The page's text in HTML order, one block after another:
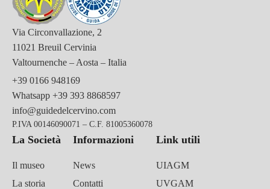
Via Circonvallazione, 2
11021 Breuil Cervinia
Valtournenche – Aosta – Italia
+39 0166 948169
Whatsapp +39 393 8868597
info@guidedelcervino.com
P.IVA 00146090071 – C.F. 81005360078
La Società
Il museo
La storia
Informazioni
News
Contatti
Link utili
UIAGM
UVGAM